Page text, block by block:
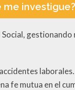
me
fe mutua en el